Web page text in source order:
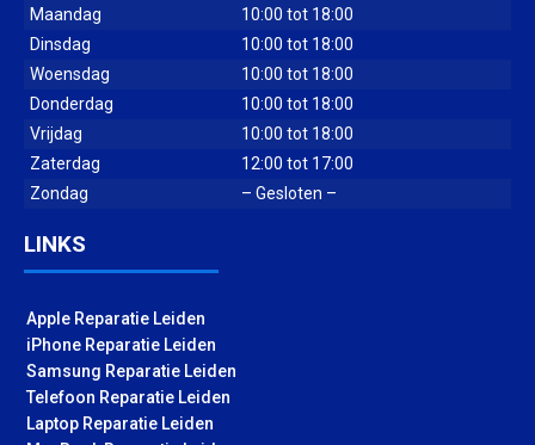
Maandag
10:00 tot 18:00
Dinsdag
10:00 tot 18:00
Woensdag
10:00 tot 18:00
Donderdag
10:00 tot 18:00
Vrijdag
10:00 tot 18:00
Zaterdag
12:00 tot 17:00
Zondag
– Gesloten –
LINKS
Apple Reparatie Leiden
iPhone Reparatie Leiden
Samsung Reparatie Leiden
Telefoon Reparatie Leiden
Laptop Reparatie Leiden